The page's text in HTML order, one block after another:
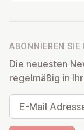
ABONNIEREN SIE
Die neuesten
regelmäßig in
E-Mail Adresse